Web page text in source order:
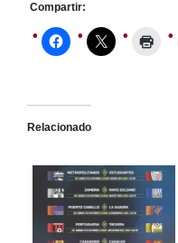
Compartir:
Relacionado